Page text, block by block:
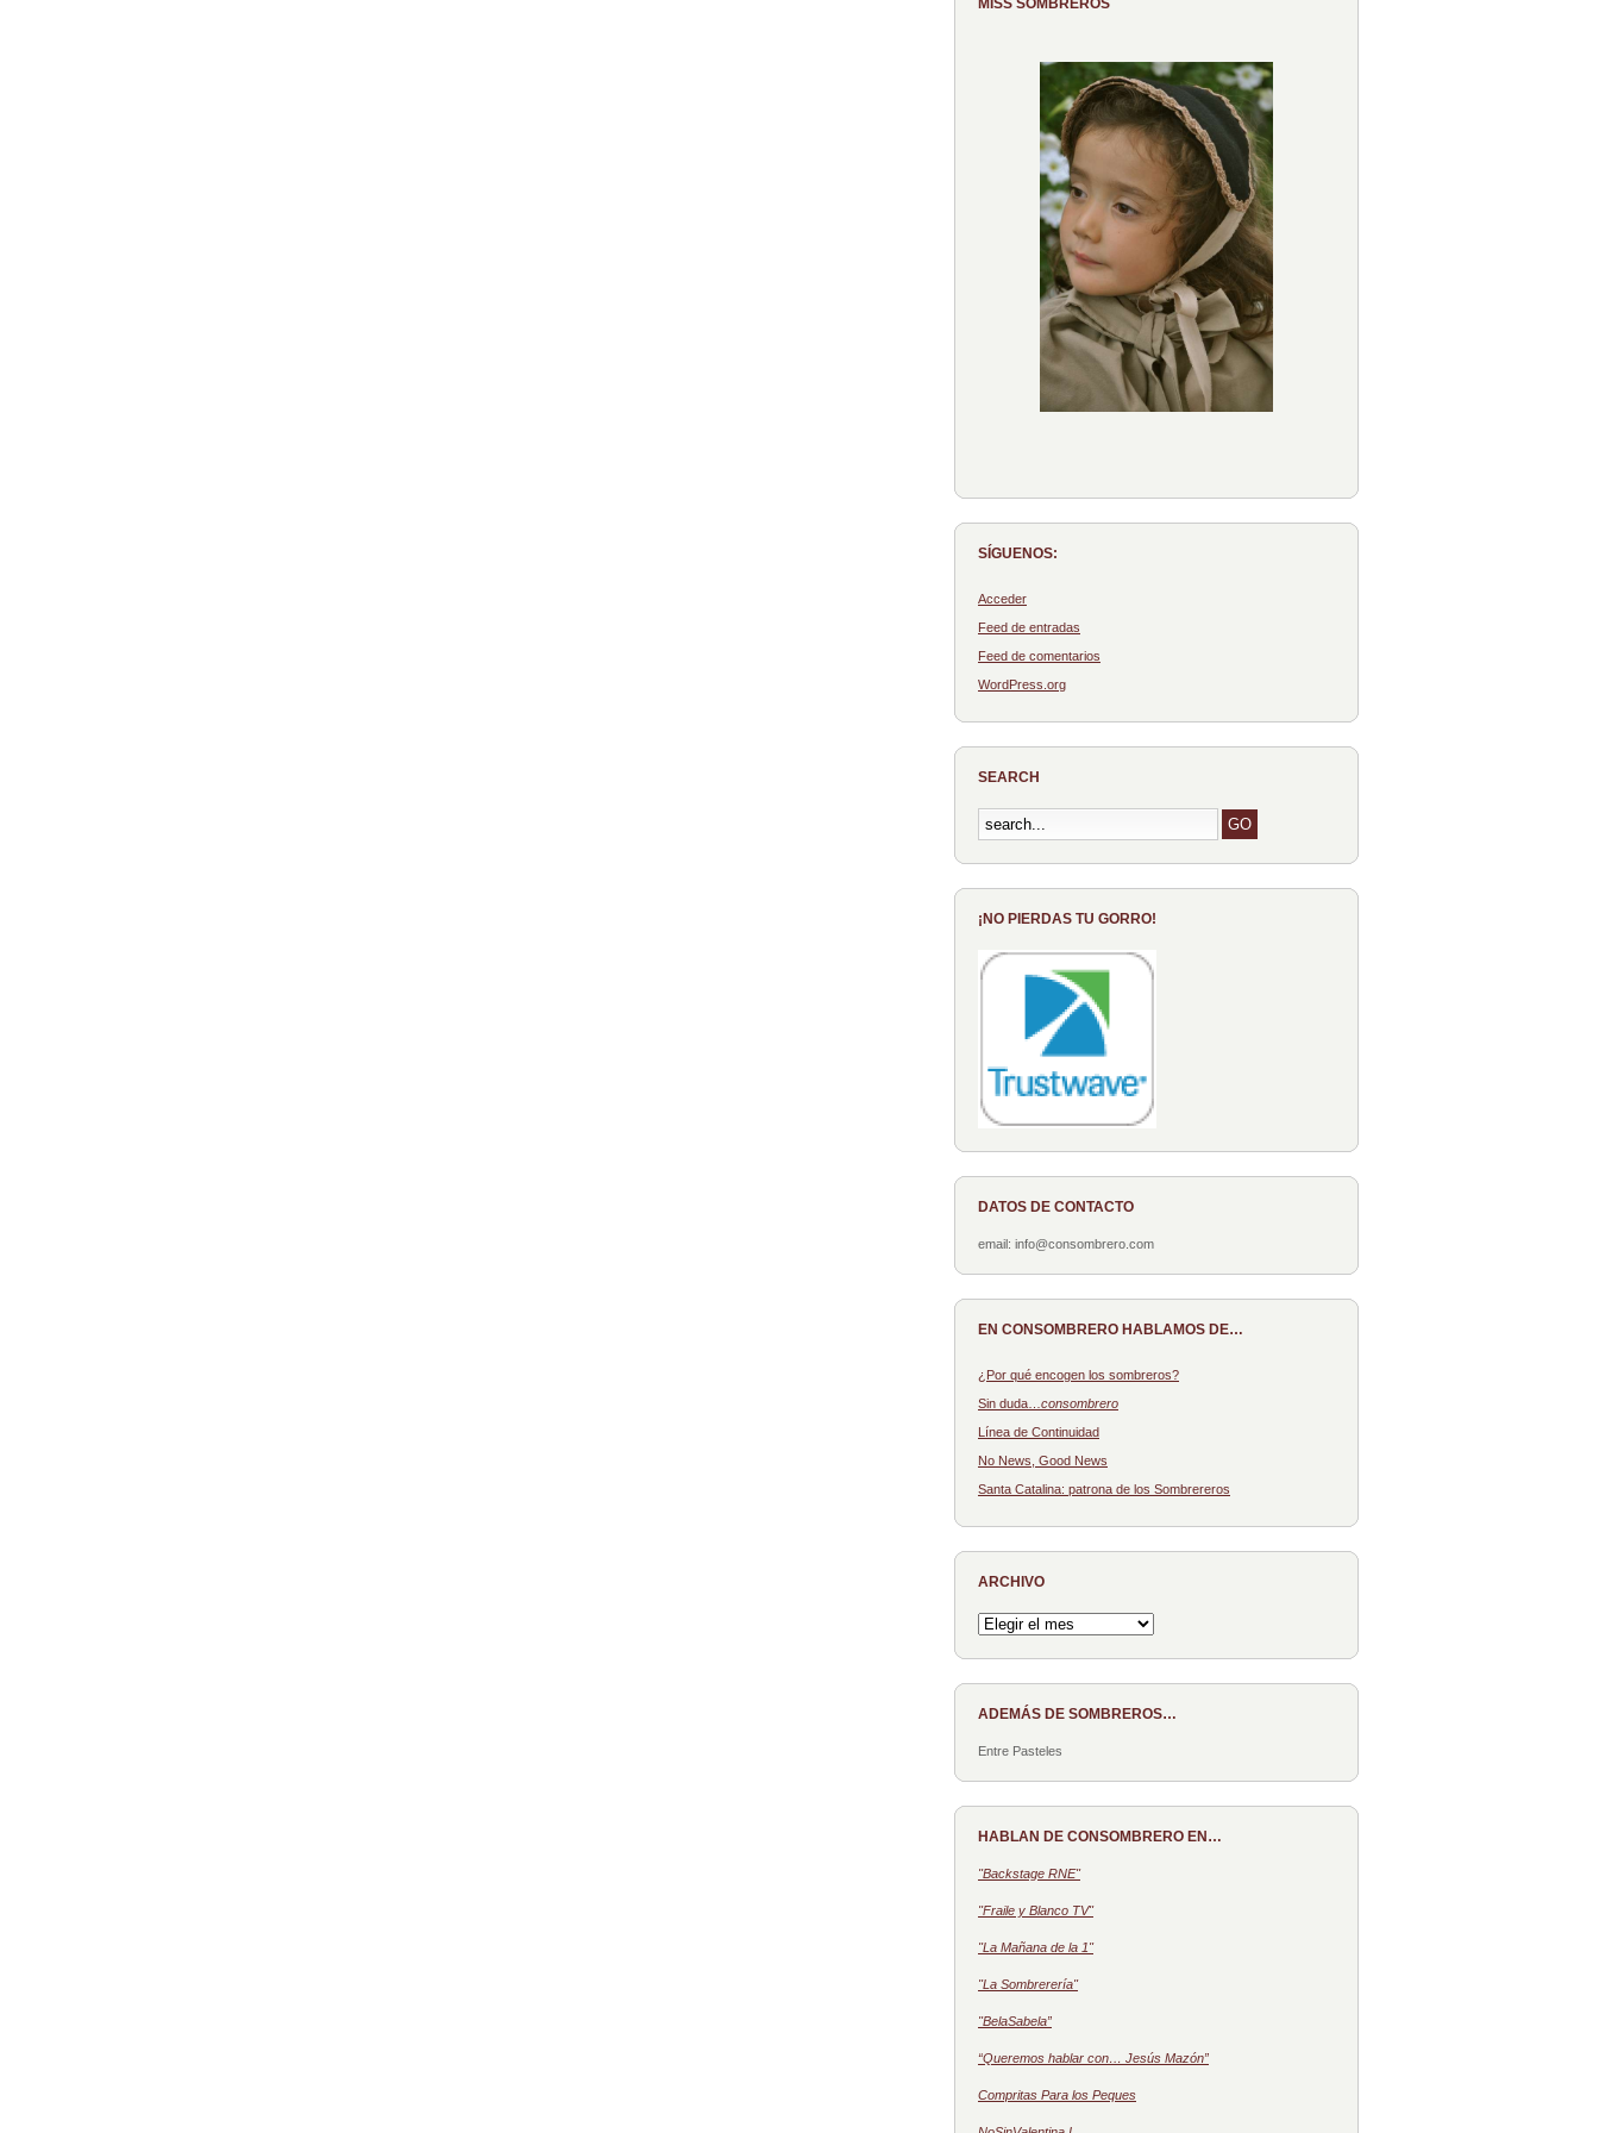
MISS SOMBREROS
SÍGUENOS:
Acceder
Feed de entradas
Feed de comentarios
WordPress.org
SEARCH
¡NO PIERDAS TU GORRO!
DATOS DE CONTACTO
email: info@consombrero.com
EN CONSOMBRERO HABLAMOS DE…
¿Por qué encogen los sombreros?
Sin duda… consombrero
Línea de Continuidad
No News, Good News
Santa Catalina: patrona de los Sombrereros
ARCHIVO
Archivo
ADEMÁS DE SOMBREROS…
Entre Pasteles
HABLAN DE CONSOMBRERO EN…
"Backstage RNE"
"Fraile y Blanco TV"
"La Mañana de la 1"
"La Sombrerería"
"BelaSabela”
“Queremos hablar con… Jesús Mazón”
Compritas Para los Peques